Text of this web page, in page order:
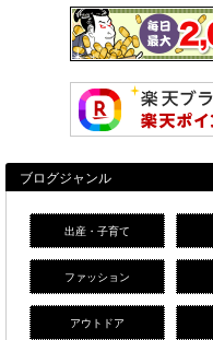
ブログジャンル
出産・子育て
ファッション
アウトドア